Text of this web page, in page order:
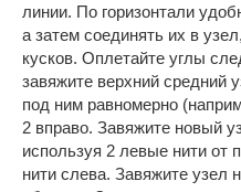
линии. По горизонтали
а затем соединять их в
кусков. Оплетайте углы
завяжите верхний средний
под ним равномерно
2 вправо. Завяжите новый
используя 2 левые нити от
нити слева. Завяжите узел